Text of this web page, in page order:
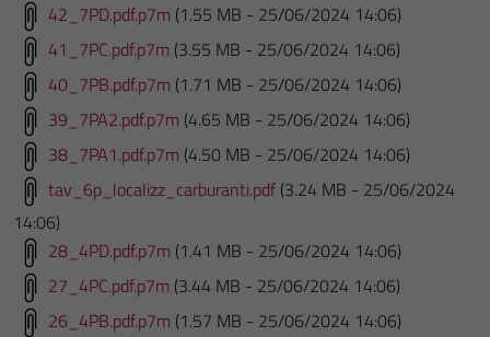
42_7PD.pdf.p7m (1.55 MB - 25/06/2024 14:06)
41_7PC.pdf.p7m (3.55 MB - 25/06/2024 14:06)
40_7PB.pdf.p7m (1.71 MB - 25/06/2024 14:06)
39_7PA2.pdf.p7m (4.65 MB - 25/06/2024 14:06)
38_7PA1.pdf.p7m (4.50 MB - 25/06/2024 14:06)
tav_6p_localizz_carburanti.pdf (3.24 MB - 25/06/2024
14:06)
28_4PD.pdf.p7m (1.41 MB - 25/06/2024 14:06)
27_4PC.pdf.p7m (3.44 MB - 25/06/2024 14:06)
26_4PB.pdf.p7m (1.57 MB - 25/06/2024 14:06)